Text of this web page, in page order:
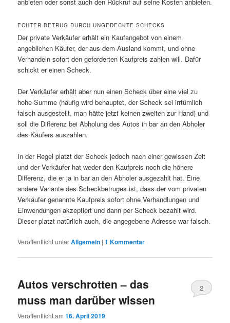
anbieten oder sonst auch den Rückruf auf seine Kosten anbieten.
ECHTER BETRUG DURCH UNGEDECKTE SCHECKS
Der private Verkäufer erhält ein Kaufangebot von einem
angeblichen Käufer, der aus dem Ausland kommt, und ohne
Verhandeln sofort den geforderten Kaufpreis zahlen will. Dafür
schickt er einen Scheck.
Der Verkäufer erhält aber nun einen Scheck über eine viel zu
hohe Summe (häufig wird behauptet, der Scheck sei irrtümlich
falsch ausgestellt, man hätte jetzt keinen zweiten zur Hand) und
soll die Differenz bei Abholung des Autos in bar an den Abholer
des Käufers auszahlen.
In der Regel platzt der Scheck jedoch nach einer gewissen Zeit
und der Verkäufer hat weder den Kaufpreis noch die höhere
Differenz, die er ja in bar an den Abholer ausgezahlt hat. Eine
andere Variante des Scheckbetruges ist, dass der vom privaten
Verkäufer genannte Kaufpreis sofort ohne Verhandlungen und
Einwendungen akzeptiert und dann per Scheck bezahlt wird.
Dieser platzt natürlich auch, die angegebene Adresse war falsch.
Veröffentlicht unterAllgemein |1 Kommentar
Autos verschrotten – das
muss man darüber wissen
Veröffentlicht am16. April 2019
2